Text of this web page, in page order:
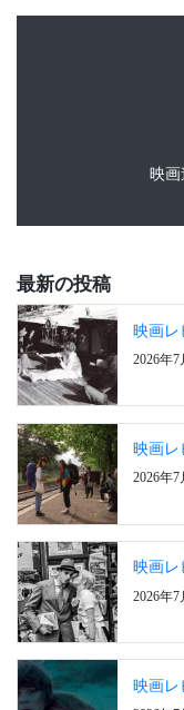
映画
最新の投稿
映画レ
2026年7
映画レ
2026年7
映画レ
2026年7
映画レ